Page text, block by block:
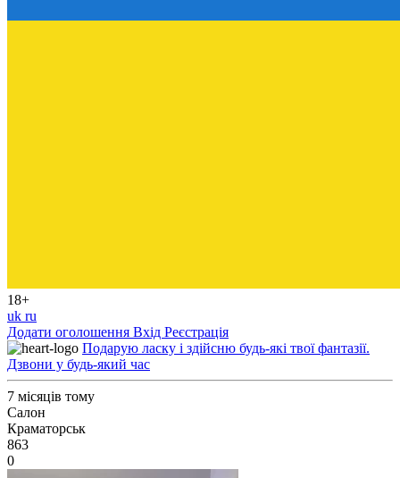
18+
uk ru
Додати оголошення Вхід Реєстрація
Подарую ласку і здійсню будь-які твої фантазії.
Дзвони у будь-який час
7 місяців тому
Салон
Краматорськ
863
0